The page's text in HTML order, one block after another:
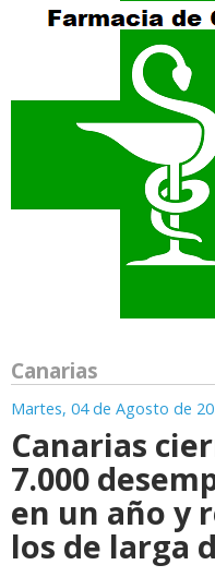
Canarias
Martes, 04 de Agosto de
Canarias
7.000
en un año y
los de larga